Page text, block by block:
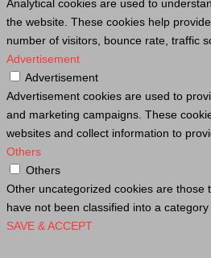
Analytical cookies are used to
the website. These cookies help
number of visitors, bounce rate, traffic
Advertisement
Advertisement
Advertisement cookies are used to
and marketing campaigns. These
websites and collect information to
Others
Others
Other uncategorized cookies are those
have not been classified into a category
SAVE & ACCEPT